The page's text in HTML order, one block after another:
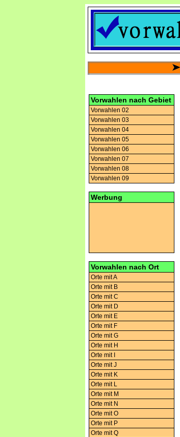
Vorwahlen nach Gebiet
Vorwahlen 02
Vorwahlen 03
Vorwahlen 04
Vorwahlen 05
Vorwahlen 06
Vorwahlen 07
Vorwahlen 08
Vorwahlen 09
Werbung
Vorwahlen nach Ort
Orte mit A
Orte mit B
Orte mit C
Orte mit D
Orte mit E
Orte mit F
Orte mit G
Orte mit H
Orte mit I
Orte mit J
Orte mit K
Orte mit L
Orte mit M
Orte mit N
Orte mit O
Orte mit P
Orte mit Q